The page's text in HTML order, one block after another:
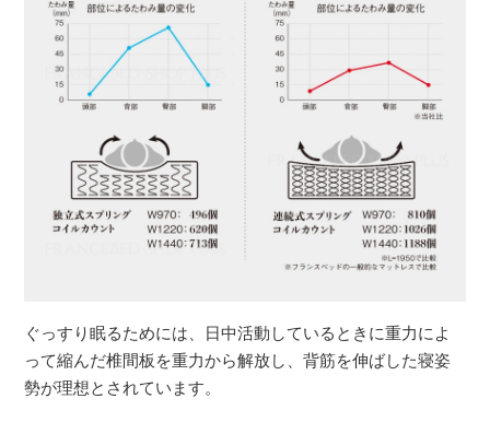
ぐっすり眠るためには、日中活動しているときに重力によ
って縮んだ椎間板を重力から解放し、背筋を伸ばした寝姿
勢が理想とされています。